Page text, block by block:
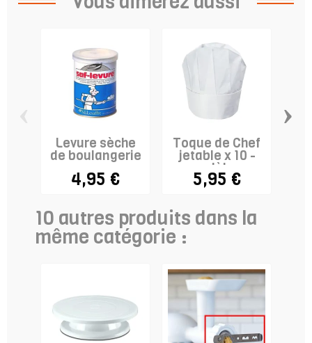
Levure sèche
de boulangerie
4,95 €
Toque de Chef
jetable x 10 -
modèle...
5,95 €
›
10 autres produits dans la
même catégorie :